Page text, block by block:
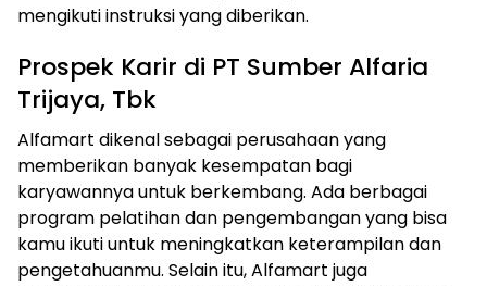
mengikuti instruksi yang diberikan.
Prospek Karir di PT Sumber Alfaria
Trijaya, Tbk
Alfamart dikenal sebagai perusahaan yang
memberikan banyak kesempatan bagi
karyawannya untuk berkembang. Ada berbagai
program pelatihan dan pengembangan yang bisa
kamu ikuti untuk meningkatkan keterampilan dan
pengetahuanmu. Selain itu, Alfamart juga